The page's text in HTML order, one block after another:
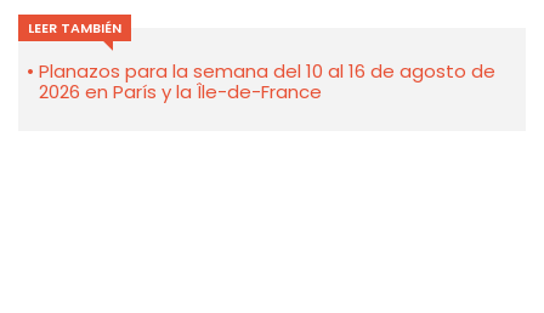
LEER TAMBIÉN
Planazos para la semana del 10 al 16 de agosto de
2026 en París y la Île-de-France